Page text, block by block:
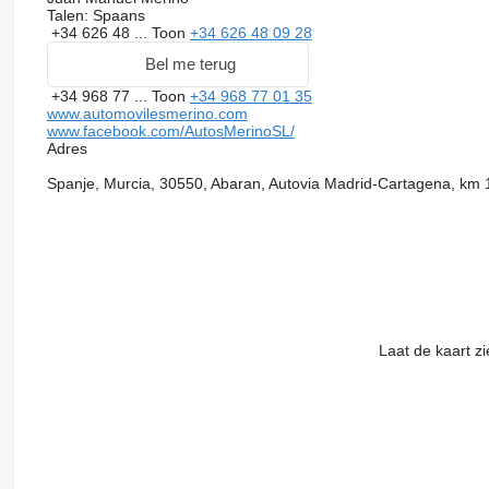
Talen: Spaans
+34 626 48 ... Toon +34 626 48 09 28
Bel me terug
+34 968 77 ... Toon +34 968 77 01 35
www.automovilesmerino.com
www.facebook.com/AutosMerinoSL/
Adres
Spanje, Murcia, 30550, Abaran, Autovia Madrid-Cartagena, km
Laat de kaart